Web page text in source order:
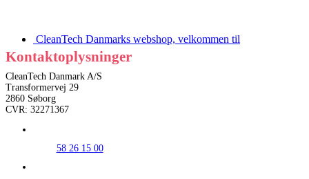
CleanTech Danmarks webshop, velkommen til
Kontaktoplysninger
CleanTech Danmark A/S
Transformervej 29
2860 Søborg
CVR: 32271367
58 26 15 00